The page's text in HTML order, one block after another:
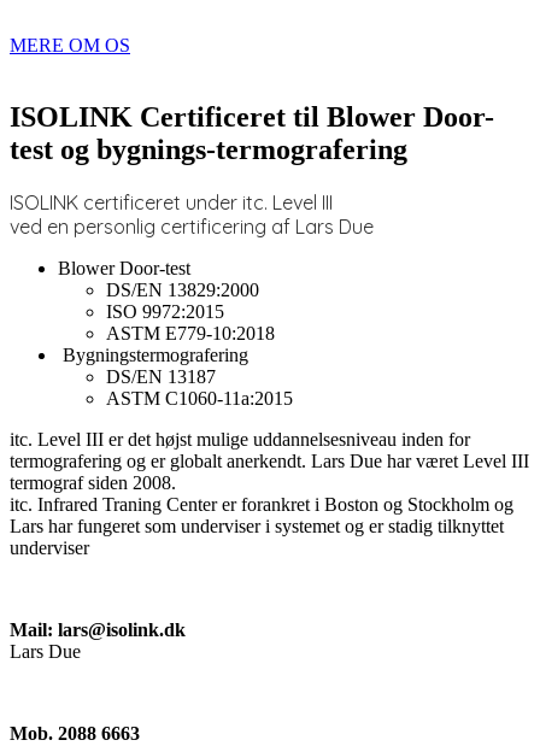
MERE OM OS
ISOLINK Certificeret til Blower Door-
test og bygnings-termografering
ISOLINK certificeret under itc. Level III
ved en personlig certificering af Lars Due
Blower Door-test
DS/EN 13829:2000
ISO 9972:2015
ASTM E779-10:2018
Bygningstermografering
DS/EN 13187
ASTM C1060-11a:2015
itc. Level III er det højst mulige uddannelsesniveau inden for
termografering og er globalt anerkendt. Lars Due har været Level III
termograf siden 2008.
itc. Infrared Traning Center er forankret i Boston og Stockholm og
Lars har fungeret som underviser i systemet og er stadig tilknyttet
underviser
Mail: lars@isolink.dk
Lars Due
Mob. 2088 6663